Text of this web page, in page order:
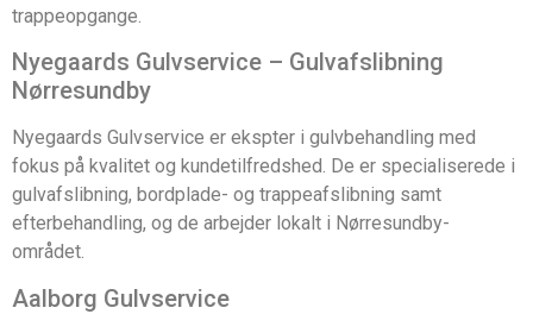
trappeopgange.
Nyegaards Gulvservice – Gulvafslibning
Nørresundby
Nyegaards Gulvservice er ekspter i gulvbehandling med
fokus på kvalitet og kundetilfredshed. De er specialiserede i
gulvafslibning, bordplade- og trappeafslibning samt
efterbehandling, og de arbejder lokalt i Nørresundby-
området.
Aalborg Gulvservice